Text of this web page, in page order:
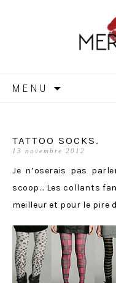
MENU
TATTOO SOCKS.
13 novembre 2012
Je n’oserais pas
scoop… Les collants
meilleur et pour le pire